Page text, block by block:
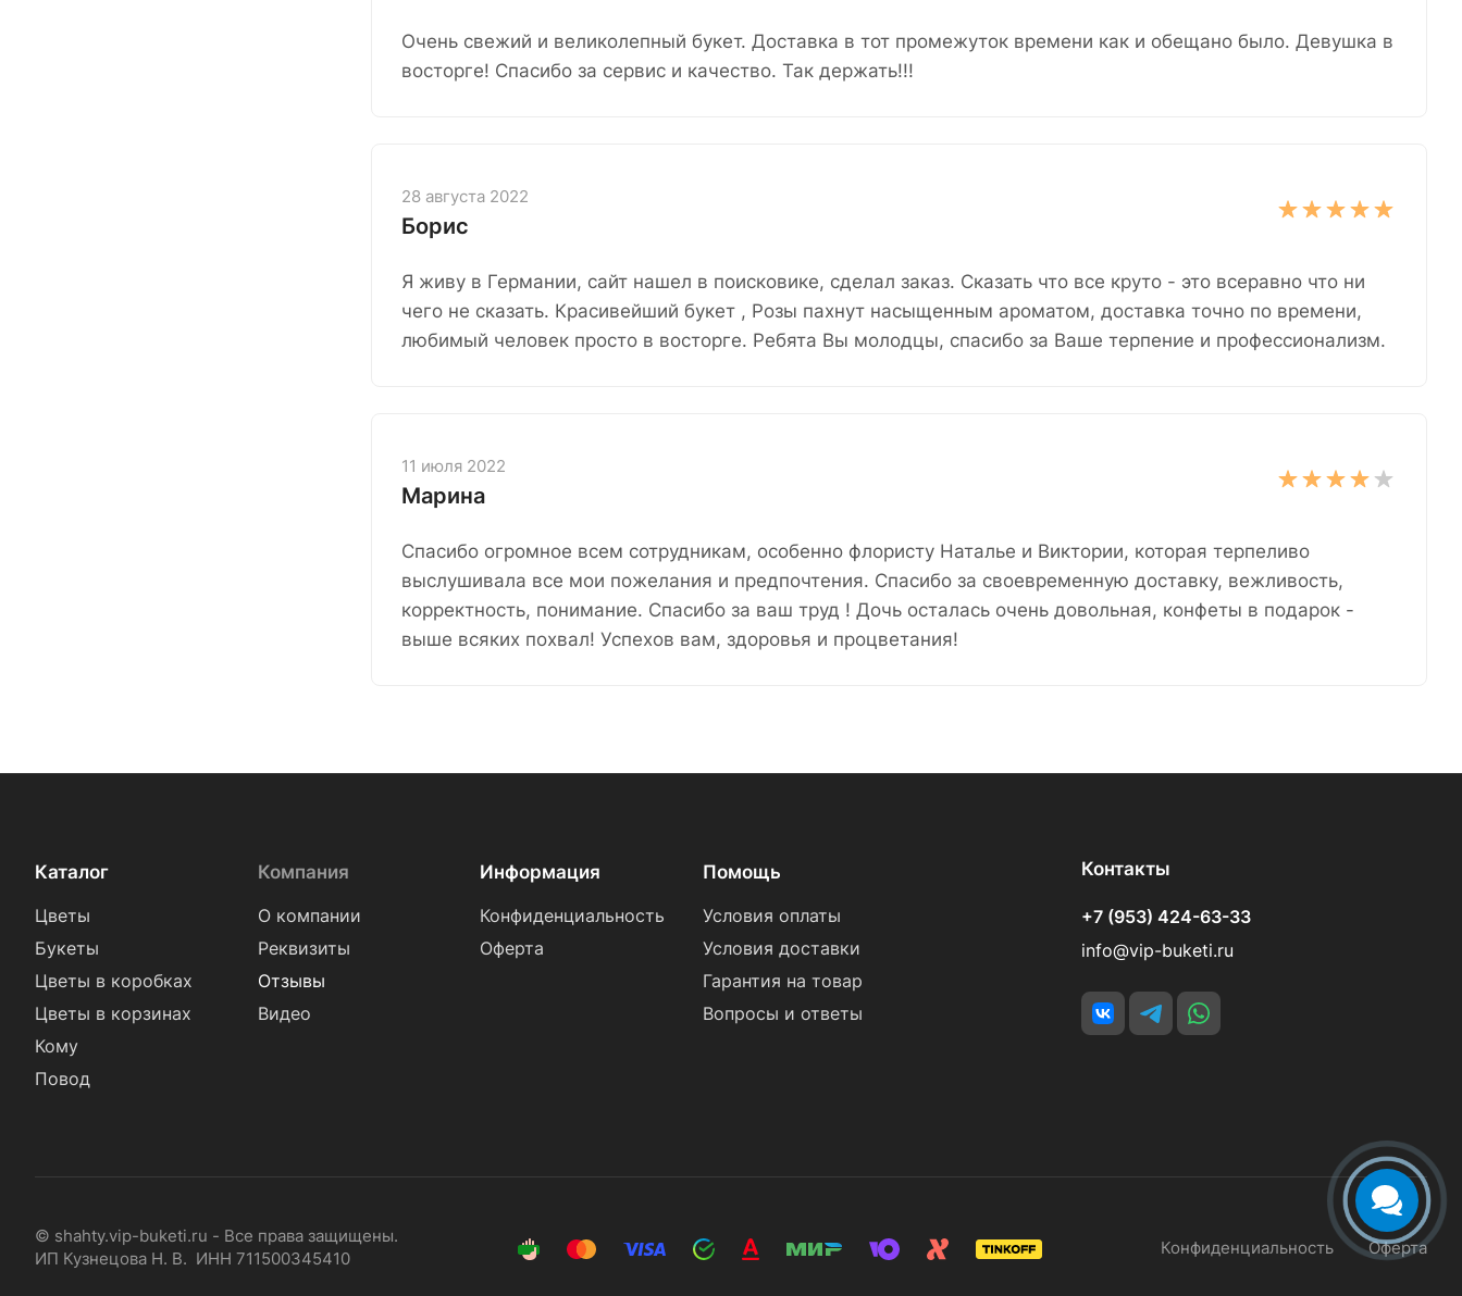
Очень свежий и великолепный букет. Доставка в тот промежуток времени как и обещано было. Девушка в
восторге! Спасибо за сервис и качество. Так держать!!!
28 августа 2022
Борис
Я живу в Германии, сайт нашел в поисковике, сделал заказ. Сказать что все круто - это всеравно что ни
чего не сказать. Красивейший букет , Розы пахнут насыщенным ароматом, доставка точно по времени,
любимый человек просто в восторге. Ребята Вы молодцы, спасибо за Ваше терпение и профессионализм.
11 июля 2022
Марина
Спасибо огромное всем сотрудникам, особенно флористу Наталье и Виктории, которая терпеливо
выслушивала все мои пожелания и предпочтения. Спасибо за своевременную доставку, вежливость,
корректность, понимание. Спасибо за ваш труд ! Дочь осталась очень довольная, конфеты в подарок -
выше всяких похвал! Успехов вам, здоровья и процветания!
Каталог
Цветы
Букеты
Цветы в коробках
Цветы в корзинах
Кому
Повод
Компания
О компании
Реквизиты
Отзывы
Видео
Информация
Конфиденциальность
Оферта
Помощь
Условия оплаты
Условия доставки
Гарантия на товар
Вопросы и ответы
Контакты
+7 (953) 424-63-33
info@vip-buketi.ru
© shahty.vip-buketi.ru - Все права защищены.
ИП Кузнецова Н. В. ИНН 711500345410
Конфиденциальность Оферта